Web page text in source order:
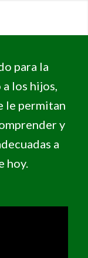
para la
los hijos,
le permitan
y
a
hoy.